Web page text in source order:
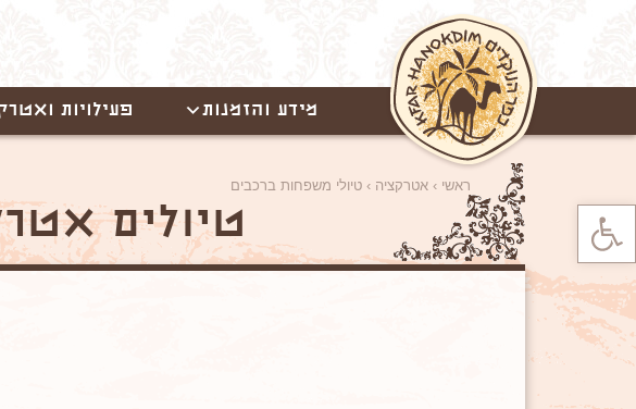
פתח סרגל נגישות
מידע והזמנות פעילויות
ראשי › אטרקציה › טיולי משפחות ברכבים
טיולים